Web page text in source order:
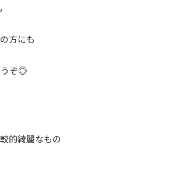
方にも
うぞ◎
的綺麗なもの